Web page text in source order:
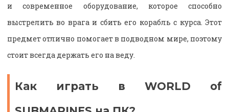
и современное оборудование, которое способно
выстрелить во врага и сбить его корабль с курса. Этот
предмет отлично помогает в подводном мире, поэтому
стоит всегда держать его на веду.
Как играть в WORLD of